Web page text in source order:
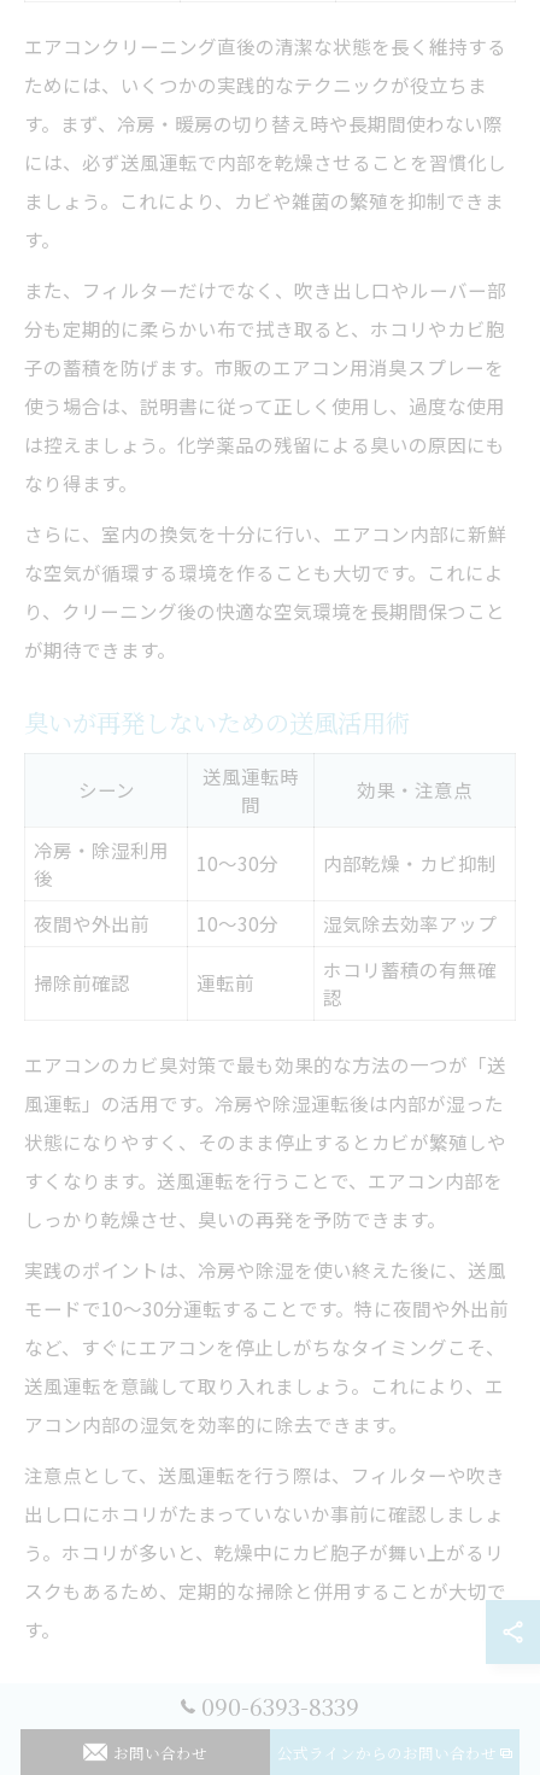
エアコンクリーニング直後の清潔な状態を長く維持する
ためには、いくつかの実践的なテクニックが役立ちま
す。まず、冷房・暖房の切り替え時や長期間使わない際
には、必ず送風運転で内部を乾燥させることを習慣化し
ましょう。これにより、カビや雑菌の繁殖を抑制できま
す。
また、フィルターだけでなく、吹き出し口やルーバー部
分も定期的に柔らかい布で拭き取ると、ホコリやカビ胞
子の蓄積を防げます。市販のエアコン用消臭スプレーを
使う場合は、説明書に従って正しく使用し、過度な使用
は控えましょう。化学薬品の残留による臭いの原因にも
なり得ます。
さらに、室内の換気を十分に行い、エアコン内部に新鮮
な空気が循環する環境を作ることも大切です。これによ
り、クリーニング後の快適な空気環境を長期間保つこと
が期待できます。
臭いが再発しないための送風活用術
シーン
送風運転時
間
効果・注意点
冷房・除湿利用
後
10～30分 内部乾燥・カビ抑制
夜間や外出前 10～30分 湿気除去効率アップ
掃除前確認 運転前
ホコリ蓄積の有無確
認
エアコンのカビ臭対策で最も効果的な方法の一つが「送
風運転」の活用です。冷房や除湿運転後は内部が湿った
状態になりやすく、そのまま停止するとカビが繁殖しや
すくなります。送風運転を行うことで、エアコン内部を
しっかり乾燥させ、臭いの再発を予防できます。
実践のポイントは、冷房や除湿を使い終えた後に、送風
モードで10～30分運転することです。特に夜間や外出前
など、すぐにエアコンを停止しがちなタイミングこそ、
送風運転を意識して取り入れましょう。これにより、エ
アコン内部の湿気を効率的に除去できます。
注意点として、送風運転を行う際は、フィルターや吹き
出し口にホコリがたまっていないか事前に確認しましょ
う。ホコリが多いと、乾燥中にカビ胞子が舞い上がるリ
スクもあるため、定期的な掃除と併用することが大切で
す。
換気と湿度管理のポイント
ポイント
推奨頻
主な目的
090-6393-8339
お問い合わせ 公式ラインからのお問い合わせ